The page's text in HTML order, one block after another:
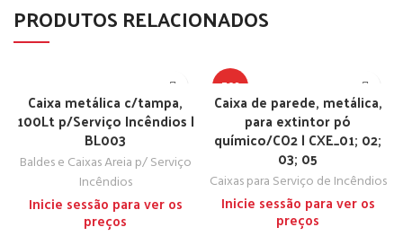
PRODUTOS RELACIONADOS
Caixa metálica c/tampa,
100Lt p/Serviço Incêndios |
BL003
Baldes e Caixas Areia p/ Serviço
Incêndios
Inicie sessão para ver os
preços
TOP
Caixa de parede, metálica,
para extintor pó
químico/CO2 | CXE_01; 02;
03; 05
Caixas para Serviço de Incêndios
Inicie sessão para ver os
preços